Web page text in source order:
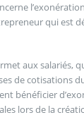
qui est
aux salariés,
de cotisations
bénéficier
lors de la